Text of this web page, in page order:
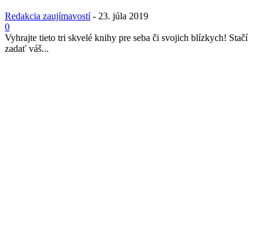
Redakcia zaujímavostí - 23. júla 2019
0
Vyhrajte tieto tri skvelé knihy pre seba či svojich blízkych! Stačí
zadať váš...